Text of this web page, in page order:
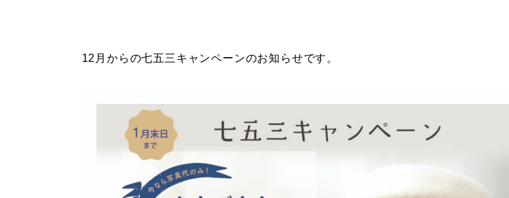
12月からの七五三キャンペーンのお知らせです。